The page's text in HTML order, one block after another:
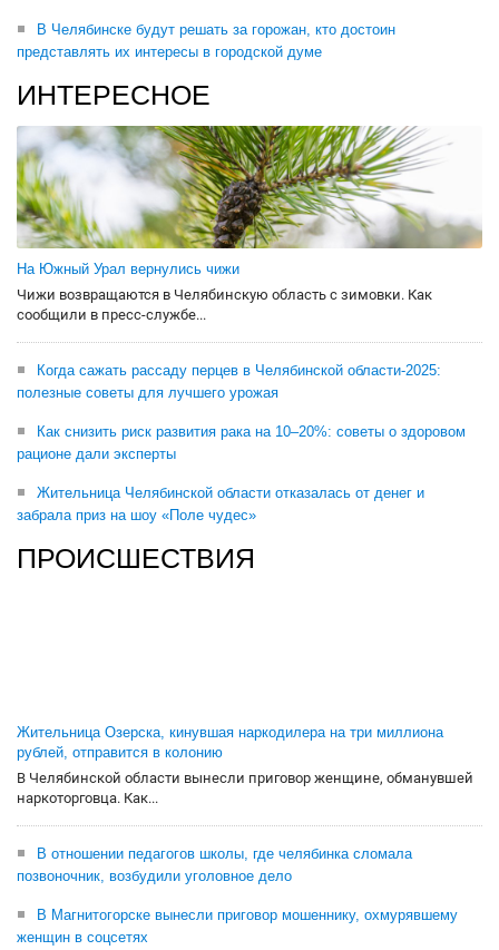
В Челябинске будут решать за горожан, кто достоин
представлять их интересы в городской думе
ИНТЕРЕСНОЕ
На Южный Урал вернулись чижи
Чижи возвращаются в Челябинскую область с зимовки. Как
сообщили в пресс-службе...
Когда сажать рассаду перцев в Челябинской области-2025:
полезные советы для лучшего урожая
Как снизить риск развития рака на 10–20%: советы о здоровом
рационе дали эксперты
Жительница Челябинской области отказалась от денег и
забрала приз на шоу «Поле чудес»
ПРОИСШЕСТВИЯ
Жительница Озерска, кинувшая наркодилера на три миллиона
рублей, отправится в колонию
В Челябинской области вынесли приговор женщине, обманувшей
наркоторговца. Как...
В отношении педагогов школы, где челябинка сломала
позвоночник, возбудили уголовное дело
В Магнитогорске вынесли приговор мошеннику, охмурявшему
женщин в соцсетях